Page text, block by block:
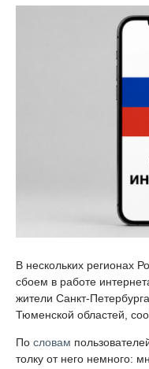
В нескольких регионах
сбоем в работе
жители Санкт-
Тюменской областей,
По словам
толку от него немного: